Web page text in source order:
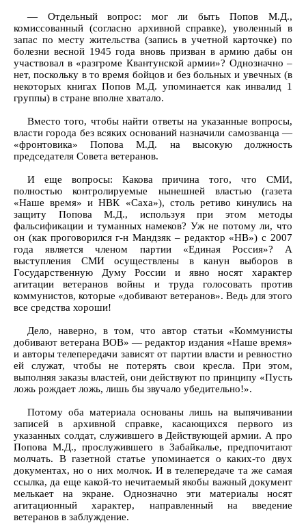
— Отдельный вопрос: мог ли быть Попов М.Д.,
комиссованный (согласно архивной справке), уволенный в
запас по месту жительства (запись в учетной карточке) по
болезни весной 1945 года вновь призван в армию дабы он
участвовал в «разгроме Квантунской армии»? Однозначно –
нет, поскольку в то время бойцов и без больных и увечных (в
некоторых книгах Попов М.Д. упоминается как инвалид 1
группы) в стране вполне хватало.
Вместо того, чтобы найти ответы на указанные вопросы,
власти города без всяких оснований назначили самозванца —
«фронтовика» Попова М.Д. на высокую должность
председателя Совета ветеранов.
И еще вопросы: Какова причина того, что СМИ,
полностью контролируемые нынешней властью (газета
«Наше время» и НВК «Саха»), столь ретиво кинулись на
защиту Попова М.Д., используя при этом методы
фальсификации и туманных намеков? Уж не потому ли, что
он (как проговорился г-н Мандзяк – редактор «НВ») с 2007
года является членом партии «Единая Россия»? А
выступления СМИ осуществлены в канун выборов в
Государственную Думу России и явно носят характер
агитации ветеранов войны и труда голосовать против
коммунистов, которые «добивают ветеранов». Ведь для этого
все средства хороши!
Дело, наверно, в том, что автор статьи «Коммунисты
добивают ветерана ВОВ» — редактор издания «Наше время»
и авторы телепередачи зависят от партии власти и ревностно
ей служат, чтобы не потерять свои кресла. При этом,
выполняя заказы властей, они действуют по принципу «Пусть
ложь рождает ложь, лишь бы звучало убедительно!».
Потому оба материала основаны лишь на выпячивании
записей в архивной справке, касающихся первого из
указанных солдат, служившего в Действующей армии. А про
Попова М.Д., прослужившего в Забайкалье, предпочитают
молчать. В газетной статье упоминается о каких-то двух
документах, но о них молчок. И в телепередаче та же самая
ссылка, да еще какой-то нечитаемый якобы важный документ
мелькает на экране. Однозначно эти материалы носят
агитационный характер, направленный на введение
ветеранов в заблуждение.